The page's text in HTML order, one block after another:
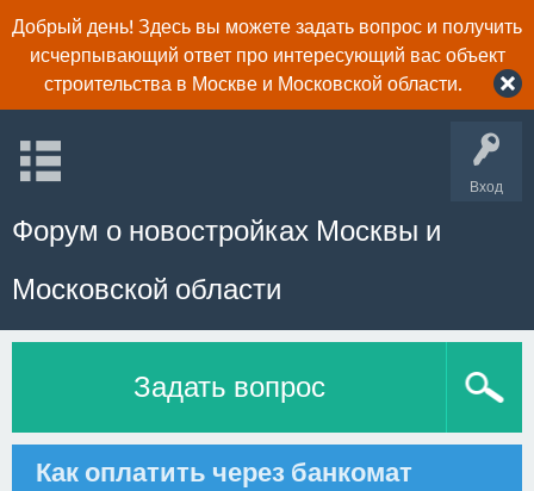
Добрый день! Здесь вы можете задать вопрос и получить
исчерпывающий ответ про интересующий вас объект
строительства в Москве и Московской области.
Вход
Форум о новостройках Москвы и
Московской области
Задать вопрос
Как оплатить через банкомат